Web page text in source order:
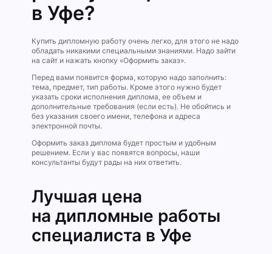
в Уфе?
Купить дипломную работу очень легко, для этого не надо
обладать никакими специальными знаниями. Надо зайти
на сайт и нажать кнопку «Оформить заказ».
Перед вами появится форма, которую надо заполнить:
тема, предмет, тип работы. Кроме этого нужно будет
указать сроки исполнения диплома, ее объем и
дополнительные требования (если есть). Не обойтись и
без указания своего имени, телефона и адреса
электронной почты.
Оформить заказ диплома будет простым и удобным
решением. Если у вас появятся вопросы, наши
консультанты будут рады на них ответить.
Лучшая цена
на дипломные работы
специалиста в Уфе